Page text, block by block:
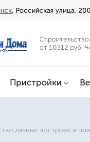
, Российская улица, 200
от 10312 руб.
Пристройки
дачных построек и